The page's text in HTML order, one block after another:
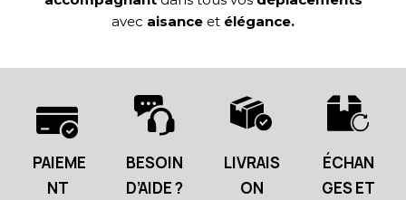
avec aisance et élégance.
PAIEME
NT
BESOIN
D’AIDE ?
LIVRAIS
ON
ÉCHAN
GES ET